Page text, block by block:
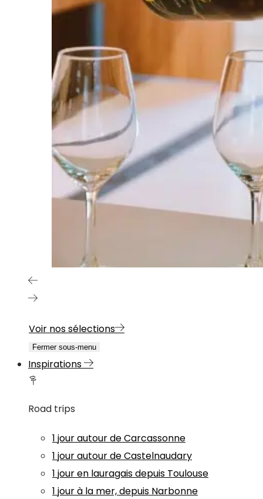
Voir nos sélections
Fermer sous-menu
Inspirations
Road trips
1 jour autour de Carcassonne
1 jour autour de Castelnaudary
1 jour en lauragais depuis Toulouse
1 jour à la mer, depuis Narbonne